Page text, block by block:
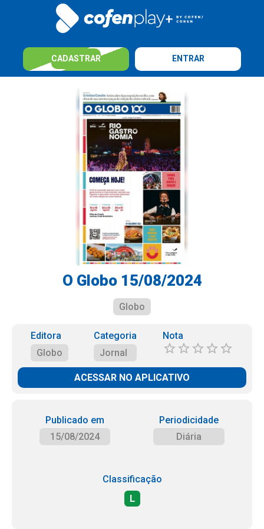
CADASTRAR ENTRAR
O Globo 15/08/2024
Globo
Editora
Globo
Categoria
Jornal
Nota
ACESSAR NO APLICATIVO
Publicado em
15/08/2024
Periodicidade
Diária
Classificação
L